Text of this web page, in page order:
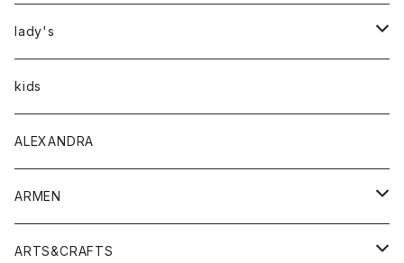
アウター
トップス
Tシャツ
シャツ
ボトムス
lady's
アウター
トップス
Tシャツ・カットソー
シャツ・ブラウス
ボトムス
パンツ
ワンピース・オールインワン
kids
ALEXANDRA
ARMEN
アウター
ARTS&CRAFTS